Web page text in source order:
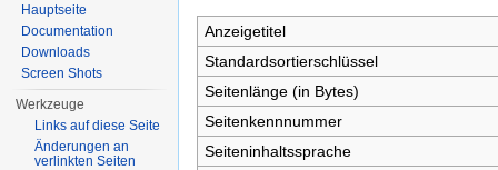
Anzeigetitel
Standardsortierschlüssel
Seitenlänge (in Bytes)
Seitenkennnummer
Seiteninhaltssprache
Hauptseite
Documentation
Downloads
Screen Shots
Werkzeuge
Links auf diese Seite
Änderungen an
verlinkten Seiten